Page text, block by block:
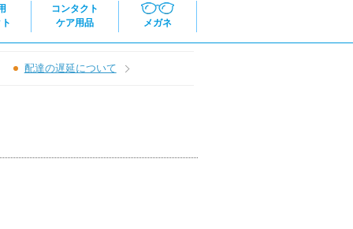
コンタクト
ケア用品
メガネ
配達の遅延について